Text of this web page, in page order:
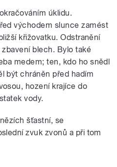
úklidu.
východem slunce zamést
křižovatku. Odstranění
blech. Bylo také
medem; ten, kdo ho snědl
být chráněn před hadím
hození krajíce do
vody.
šťastní, se
zvuk zvonů a při tom